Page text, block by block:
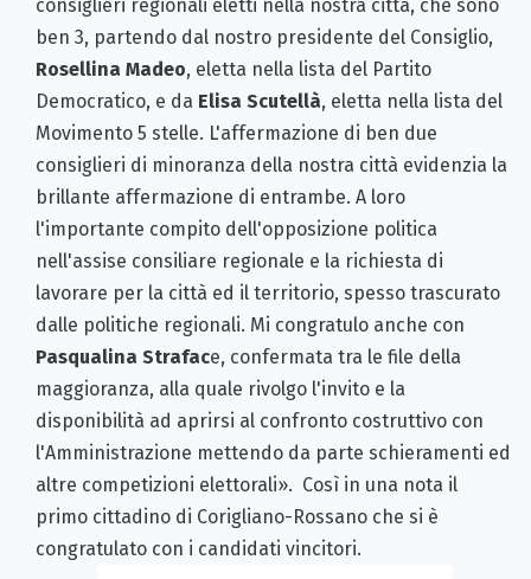
consiglieri regionali eletti nella nostra città, che sono
ben 3, partendo dal nostro presidente del Consiglio,
Rosellina Madeo, eletta nella lista del Partito
Democratico, e da Elisa Scutellà, eletta nella lista del
Movimento 5 stelle. L'affermazione di ben due
consiglieri di minoranza della nostra città evidenzia la
brillante affermazione di entrambe. A loro
l'importante compito dell'opposizione politica
nell'assise consiliare regionale e la richiesta di
lavorare per la città ed il territorio, spesso trascurato
dalle politiche regionali. Mi congratulo anche con
Pasqualina Straface, confermata tra le file della
maggioranza, alla quale rivolgo l'invito e la
disponibilità ad aprirsi al confronto costruttivo con
l'Amministrazione mettendo da parte schieramenti ed
altre competizioni elettorali». Così in una nota il
primo cittadino di Corigliano-Rossano che si è
congratulato con i candidati vincitori.